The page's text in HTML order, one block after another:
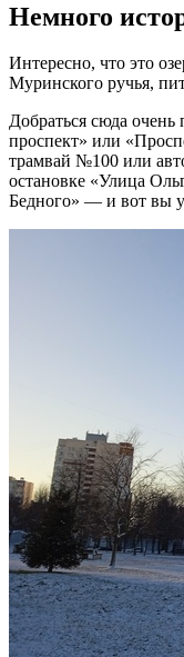
Немного
Интересно, что это
Муринского ручья,
Добраться сюда очень
проспект» или
трамвай №100 или
остановке «Улица
Бедного» — и вот вы